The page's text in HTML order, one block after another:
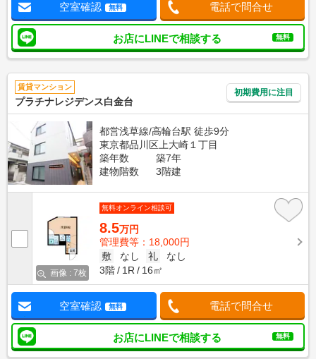
空室確認 無料 電話で問合せ
お店にLINEで相談する 無料
賃貸マンション
プラチナレジデンス白金台
初期費用に注目
都営浅草線/高輪台駅 徒歩9分
東京都品川区上大崎１丁目
築年数
築7年
建物階数
3階建
画像 : 7枚
無料オンライン相談可
8.5万円
管理費等：18,000円
敷
なし 礼
なし
3階
1R 16㎡
空室確認 無料 電話で問合せ
お店にLINEで相談する 無料